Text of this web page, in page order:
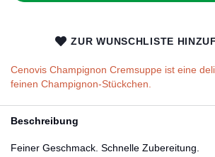
ZUR WUNSCHLISTE
Cenovis Champignon Cremsuppe ist eine
feinen Champignon-Stückchen.
Beschreibung
Feiner Geschmack. Schnelle Zubereitung.